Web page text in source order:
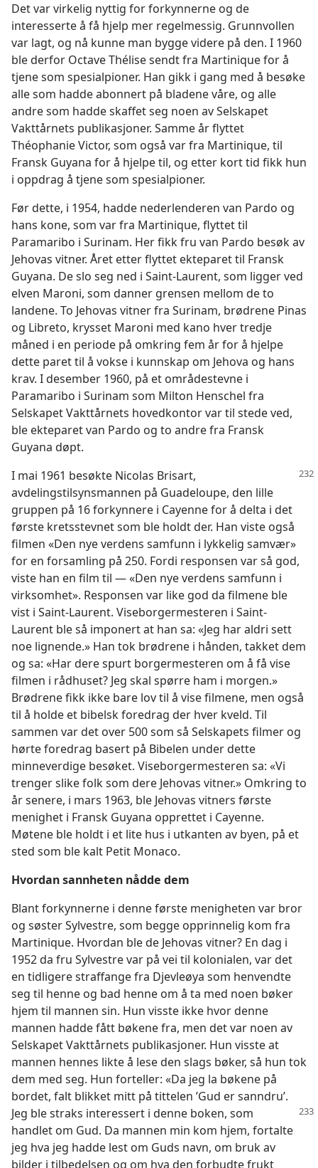
Det var virkelig nyttig for forkynnerne og de
interesserte å få hjelp mer regelmessig. Grunnvollen
var lagt, og nå kunne man bygge videre på den. I 1960
ble derfor Octave Thélise sendt fra Martinique for å
tjene som spesialpioner. Han gikk i gang med å besøke
alle som hadde abonnert på bladene våre, og alle
andre som hadde skaffet seg noen av Selskapet
Vakttårnets publikasjoner. Samme år flyttet
Théophanie Victor, som også var fra Martinique, til
Fransk Guyana for å hjelpe til, og etter kort tid fikk hun
i oppdrag å tjene som spesialpioner.
Før dette, i 1954, hadde nederlenderen van Pardo og
hans kone, som var fra Martinique, flyttet til
Paramaribo i Surinam. Her fikk fru van Pardo besøk av
Jehovas vitner. Året etter flyttet ekteparet til Fransk
Guyana. De slo seg ned i Saint-Laurent, som ligger ved
elven Maroni, som danner grensen mellom de to
landene. To Jehovas vitner fra Surinam, brødrene Pinas
og Libreto, krysset Maroni med kano hver tredje
måned i en periode på omkring fem år for å hjelpe
dette paret til å vokse i kunnskap om Jehova og hans
krav. I desember 1960, på et områdestevne i
Paramaribo i Surinam som Milton Henschel fra
Selskapet Vakttårnets hovedkontor var til stede ved,
ble ekteparet van Pardo og to andre fra Fransk
Guyana døpt.
I mai 1961 besøkte Nicolas Brisart,
avdelingstilsynsmannen på Guadeloupe, den lille
gruppen på 16 forkynnere i Cayenne for å delta i det
første kretsstevnet som ble holdt der. Han viste også
filmen «Den nye verdens samfunn i lykkelig samvær»
for en forsamling på 250. Fordi responsen var så god,
viste han en film til — «Den nye verdens samfunn i
virksomhet». Responsen var like god da filmene ble
vist i Saint-Laurent. Viseborgermesteren i Saint-
Laurent ble så imponert at han sa: «Jeg har aldri sett
noe lignende.» Han tok brødrene i hånden, takket dem
og sa: «Har dere spurt borgermesteren om å få vise
filmen i rådhuset? Jeg skal spørre ham i morgen.»
Brødrene fikk ikke bare lov til å vise filmene, men også
til å holde et bibelsk foredrag der hver kveld. Til
sammen var det over 500 som så Selskapets filmer og
hørte foredrag basert på Bibelen under dette
minneverdige besøket. Viseborgermesteren sa: «Vi
trenger slike folk som dere Jehovas vitner.» Omkring to
år senere, i mars 1963, ble Jehovas vitners første
menighet i Fransk Guyana opprettet i Cayenne.
Møtene ble holdt i et lite hus i utkanten av byen, på et
sted som ble kalt Petit Monaco.
Hvordan sannheten nådde dem
Blant forkynnerne i denne første menigheten var bror
og søster Sylvestre, som begge opprinnelig kom fra
Martinique. Hvordan ble de Jehovas vitner? En dag i
1952 da fru Sylvestre var på vei til kolonialen, var det
en tidligere straffange fra Djevleøya som henvendte
seg til henne og bad henne om å ta med noen bøker
hjem til mannen sin. Hun visste ikke hvor denne
mannen hadde fått bøkene fra, men det var noen av
Selskapet Vakttårnets publikasjoner. Hun visste at
mannen hennes likte å lese den slags bøker, så hun tok
dem med seg. Hun forteller: «Da jeg la bøkene på
bordet, falt blikket mitt på tittelen ’Gud er sanndru’.
Jeg ble straks interessert i denne boken, som
handlet om Gud. Da mannen min kom hjem, fortalte
jeg hva jeg hadde lest om Guds navn, om bruk av
bilder i tilbedelsen og om hva den forbudte frukt